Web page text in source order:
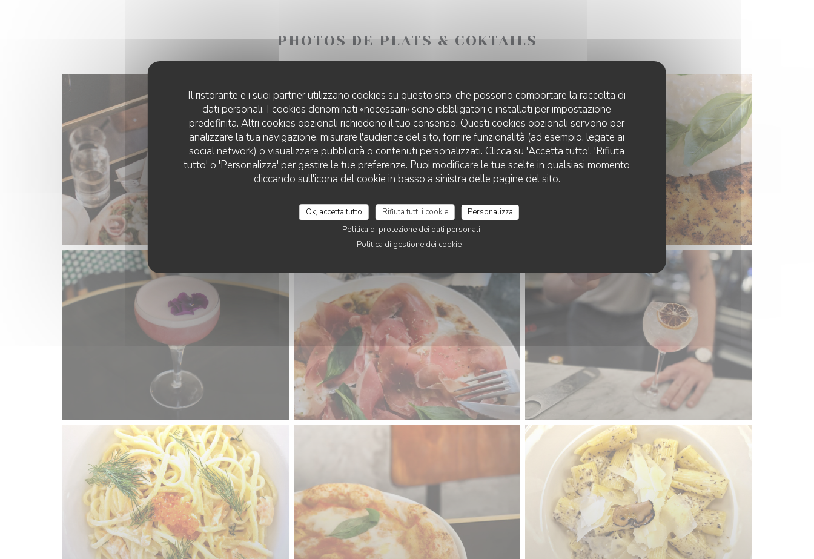
Il ristorante e i suoi partner utilizzano cookies su questo sito, che possono comportare la raccolta di
dati personali. I cookies denominati «necessari» sono obbligatori e installati per impostazione
predefinita. Altri cookies opzionali richiedono il tuo consenso. Questi cookies opzionali servono per
analizzare la tua navigazione, misurare l'audience del sito, fornire funzionalità (ad esempio, legate ai
social network) o visualizzare pubblicità o contenuti personalizzati. Clicca su 'Accetta tutto', 'Rifiuta
tutto' o 'Personalizza' per gestire le tue preferenze. Puoi modificare le tue scelte in qualsiasi momento
cliccando sull'icona del cookie in basso a sinistra delle pagine del sito.
Ok, accetta tutto Rifiuta tutti i cookie
Personalizza
Politica di protezione dei dati personali
Politica di gestione dei cookie
PHOTOS DE PLATS & COKTAILS